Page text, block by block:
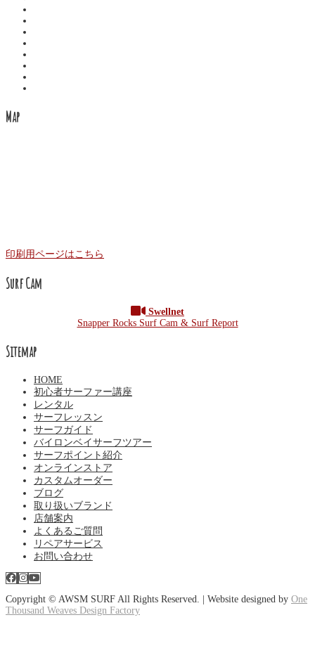
Map
印刷用ページはこちら
Surf Cam
Swellnet
Snapper Rocks Surf Cam & Surf Report
Sitemap
HOME
初心者サーファー講座
レンタル
サーフレッスン
サーフガイド
バイロンベイサーフツアー
サーフポイント紹介
オンラインストア
カスタムオーダー
ブログ
取り扱いブランド
店舗案内
よくあるご質問
リペアサービス
お問い合わせ
Copyright © AWSM SURF All Rights Reserved. | Website designed by One
Thousand Weaves Design Factory